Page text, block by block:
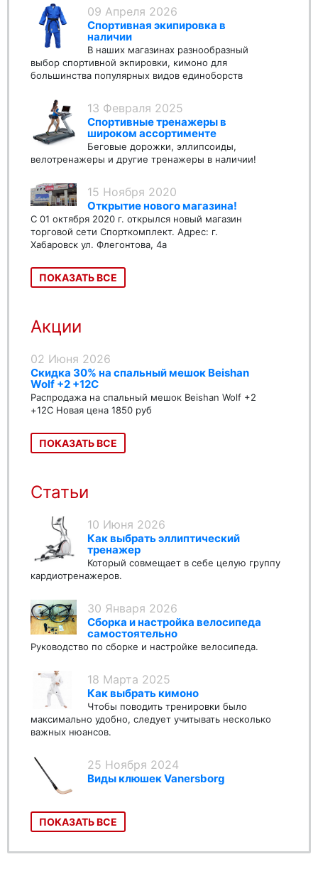
09 Апреля 2026
Спортивная экипировка в
наличии
В наших магазинах разнообразный
выбор спортивной экпировки, кимоно для
большинства популярных видов единоборств
13 Февраля 2025
Спортивные тренажеры в
широком ассортименте
Беговые дорожки, эллипсоиды,
велотренажеры и другие тренажеры в наличии!
15 Ноября 2020
Открытие нового магазина!
С 01 октября 2020 г. открылся новый магазин
торговой сети Спорткомплект. Адрес: г.
Хабаровск ул. Флегонтова, 4а
ПОКАЗАТЬ ВСЕ
Акции
02 Июня 2026
Скидка 30% на спальный мешок Beishan
Wolf +2 +12C
Распродажа на спальный мешок Beishan Wolf +2
+12C Новая цена 1850 руб
ПОКАЗАТЬ ВСЕ
Статьи
10 Июня 2026
Как выбрать эллиптический
тренажер
Который совмещает в себе целую группу
кардиотренажеров.
30 Января 2026
Сборка и настройка велосипеда
самостоятельно
Руководство по сборке и настройке велосипеда.
18 Марта 2025
Как выбрать кимоно
Чтобы поводить тренировки было
максимально удобно, следует учитывать несколько
важных нюансов.
25 Ноября 2024
Виды клюшек Vanersborg
ПОКАЗАТЬ ВСЕ